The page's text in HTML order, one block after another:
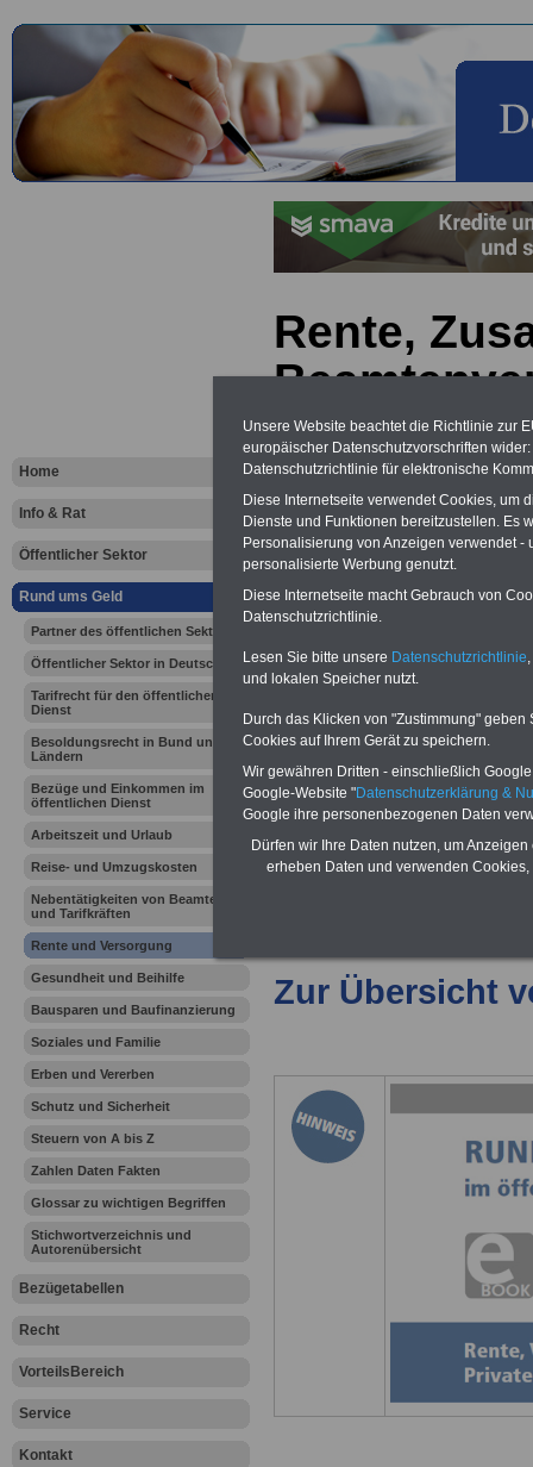
Home
Info & Rat
Öffentlicher Sektor
Rund ums Geld
Partner des öffentlichen Sektors
Öffentlicher Sektor in Deutschland
Tarifrecht für den öffentlichen
Dienst
Besoldungsrecht in Bund und
Ländern
Bezüge und Einkommen im
öffentlichen Dienst
Arbeitszeit und Urlaub
Reise- und Umzugskosten
Nebentätigkeiten von Beamten
und Tarifkräften
Rente und Versorgung
Gesundheit und Beihilfe
Bausparen und Baufinanzierung
Soziales und Familie
Erben und Vererben
Schutz und Sicherheit
Steuern von A bis Z
Zahlen Daten Fakten
Glossar zu wichtigen Begriffen
Stichwortverzeichnis und
Autorenübersicht
Bezügetabellen
Recht
VorteilsBereich
Service
Kontakt
Rente,
Private
Übersicht
Vorteile für den
öffentlichen Dienst
Berufsunfähigkeitsabsicherung
-Krankenzusatzversicherung
Krankenkassen-
Zahnzusatzversicherung
Ihr
den Fall der
Leben
Zur Übersicht
Unsere Website beachtet die Richtlinie zur
europäischer Datenschutzvorschriften
Datenschutzrichtlinie für elektronische
Diese Internetseite verwendet Cookies, um
Dienste und Funktionen bereitzustellen. Es
Personalisierung von Anzeigen verwendet
personalisierte Werbung genutzt.
Diese Internetseite macht Gebrauch von
Datenschutzrichtlinie.
Lesen Sie bitte unsere Datenschutzrichtlinie
und lokalen Speicher nutzt.
Durch das Klicken von "Zustimmung"
Cookies auf Ihrem Gerät zu speichern.
Wir gewähren Dritten - einschließlich
Google-Website "Datenschutzerklärung &
Google ihre personenbezogenen Daten
Dürfen wir Ihre Daten nutzen, um
erheben Daten und verwenden